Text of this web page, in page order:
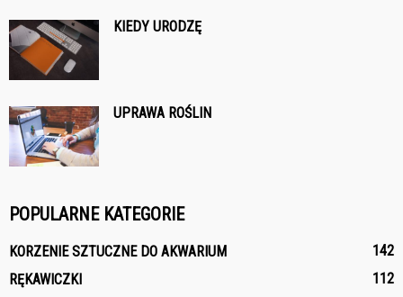
KIEDY URODZĘ
UPRAWA ROŚLIN
POPULARNE KATEGORIE
KORZENIE SZTUCZNE DO AKWARIUM
142
RĘKAWICZKI
112